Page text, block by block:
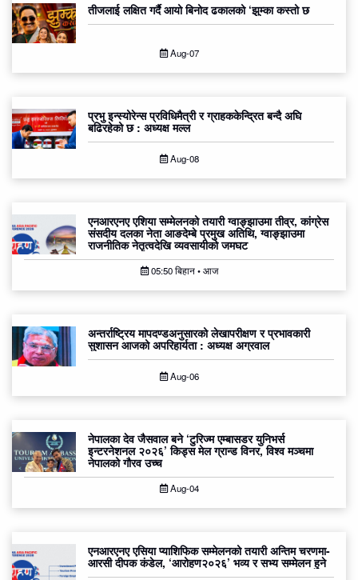
तीजलाई लक्षित गर्दै आयो बिनोद ढकालको ‘झुम्का कस्तो छ
Aug-07
प्रभु इन्स्योरेन्स प्रविधिमैत्री र ग्राहककेन्द्रित बन्दै अघि
बढिरहेको छ : अध्यक्ष मल्ल
Aug-08
एनआरएनए एशिया सम्मेलनको तयारी ग्वाङ्झाउमा तीव्र, कांग्रेस
संसदीय दलका नेता आङदेम्बे प्रमुख अतिथि, ग्वाङ्झाउमा
राजनीतिक नेतृत्वदेखि व्यवसायीको जमघट
05:50 बिहान • आज
अन्तर्राष्ट्रिय मापदण्डअनुसारको लेखापरीक्षण र प्रभावकारी
सुशासन आजको अपरिहार्यता : अध्यक्ष अग्रवाल
Aug-06
नेपालका देव जैसवाल बने ‘टुरिज्म एम्बासडर युनिभर्स
इन्टरनेशनल २०२६’ किड्स मेल ग्रान्ड विनर, विश्व मञ्चमा
नेपालको गौरव उच्च
Aug-04
एनआरएनए एसिया प्याशिफिक सम्मेलनको तयारी अन्तिम चरणमा-
आरसी दीपक कंडेल, ‘आरोहण२०२६’ भव्य र सभ्य सम्मेलन हुने